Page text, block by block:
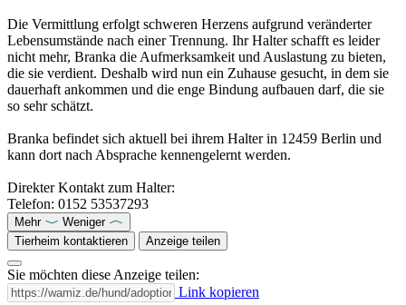
Die Vermittlung erfolgt schweren Herzens aufgrund veränderter
Lebensumstände nach einer Trennung. Ihr Halter schafft es leider
nicht mehr, Branka die Aufmerksamkeit und Auslastung zu bieten,
die sie verdient. Deshalb wird nun ein Zuhause gesucht, in dem sie
dauerhaft ankommen und die enge Bindung aufbauen darf, die sie
so sehr schätzt.
Branka befindet sich aktuell bei ihrem Halter in 12459 Berlin und
kann dort nach Absprache kennengelernt werden.
Direkter Kontakt zum Halter:
Telefon: 0152 53537293
Mehr
Weniger
Tierheim kontaktieren
Anzeige teilen
Sie möchten diese Anzeige teilen:
Link kopieren